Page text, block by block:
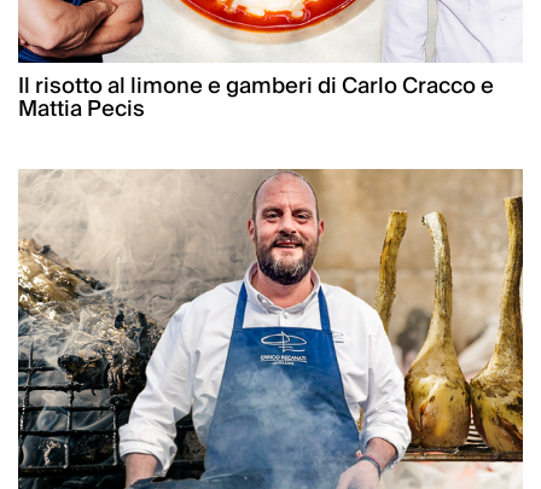
Il risotto al limone e gamberi di Carlo Cracco e
Mattia Pecis